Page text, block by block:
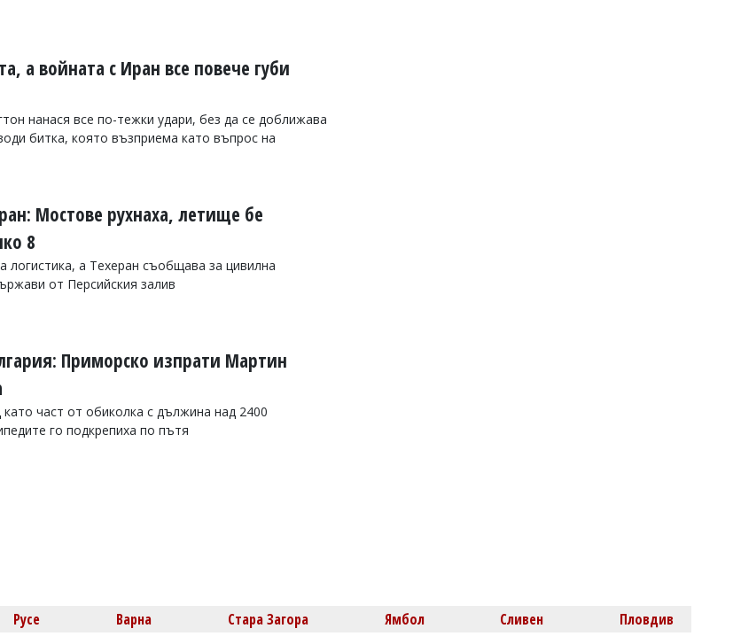
а войната с Иран все повече губи
нанася все по-тежки удари, без да се доближава
битка, която възприема като въпрос на
Мостове рухнаха, летище бе
8
а Техеран съобщава за цивилна
от Персийския залив
Приморско изпрати Мартин
част от обиколка с дължина над 2400
го подкрепиха по пътя
Русе Варна Стара Загора Ямбол Сливен Пловдив